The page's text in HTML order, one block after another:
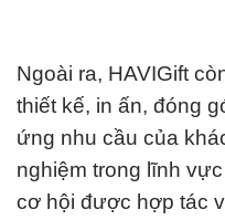
Ngoài ra, HAVIGift
thiết kế, in ấn, đóng
ứng nhu cầu của
nghiệm trong lĩnh
cơ hội được hợp tác